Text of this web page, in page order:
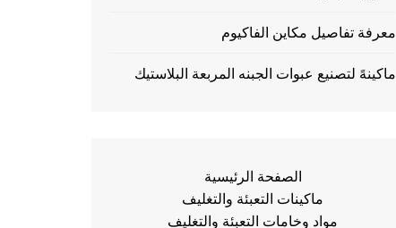
معرفة تفاصيل مكاين الفاكيوم
ماكينهً لتصنيع عبوات الجبنه المربعة البلاستيك
الصفحة الرئيسية
ماكينات التعبئة والتغليف
مواد وخامات التعبئة والتغليف